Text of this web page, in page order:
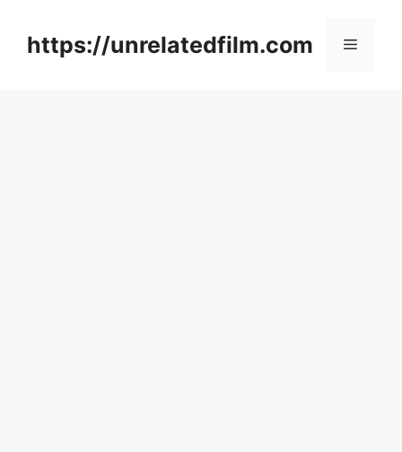
contenthttps://unrelatedfilm.com Menu